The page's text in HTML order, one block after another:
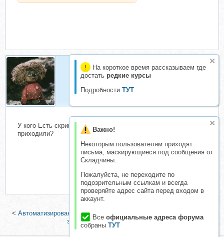
На короткое время рассказываем где
достать редкие курсы
Подробности ТУТ
Важно!
Некоторым пользователям приходят
письма, маскирующиеся под сообщения от
Складчины.
Пожалуйста, не переходите по
подозрительным ссылкам и всегда
проверяйте адрес сайта перед входом в
аккаунт.
Все официальные адреса форума
собраны ТУТ
Нафаня
У кого Есть скрипт Чтоб заказы напрямую на почту
приходили?
< Автоматизированный заработок для нежадных
150 896 рублей
за 4 дня! Полный комплект!>